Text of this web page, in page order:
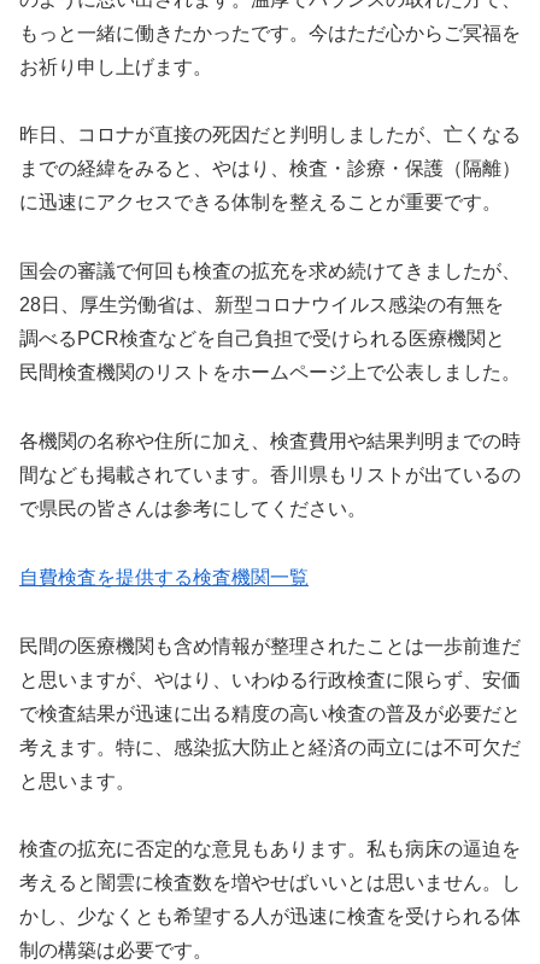
もっと一緒に働きたかったです。今はただ心からご冥福を
お祈り申し上げます。
昨日、コロナが直接の死因だと判明しましたが、亡くなる
までの経緯をみると、やはり、検査・診療・保護（隔離）
に迅速にアクセスできる体制を整えることが重要です。
国会の審議で何回も検査の拡充を求め続けてきましたが、
28日、厚生労働省は、新型コロナウイルス感染の有無を
調べるPCR検査などを自己負担で受けられる医療機関と
民間検査機関のリストをホームページ上で公表しました。
各機関の名称や住所に加え、検査費用や結果判明までの時
間なども掲載されています。香川県もリストが出ているの
で県民の皆さんは参考にしてください。
自費検査を提供する検査機関一覧
民間の医療機関も含め情報が整理されたことは一歩前進だ
と思いますが、やはり、いわゆる行政検査に限らず、安価
で検査結果が迅速に出る精度の高い検査の普及が必要だと
考えます。特に、感染拡大防止と経済の両立には不可欠だ
と思います。
検査の拡充に否定的な意見もあります。私も病床の逼迫を
考えると闇雲に検査数を増やせばいいとは思いません。し
かし、少なくとも希望する人が迅速に検査を受けられる体
制の構築は必要です。